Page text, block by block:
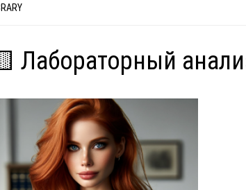
Лабораторный